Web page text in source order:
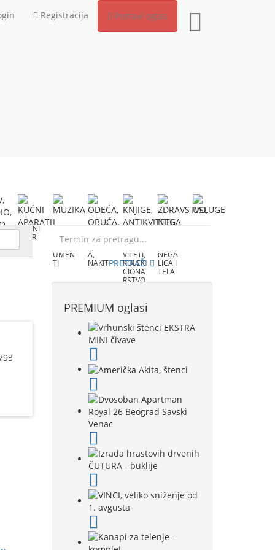
Registracija Postavi oglas
KUĆNI
APAR
ATI
A I
INSTR
UMEN
TI
A,
OBUĆ
A,
NAKIT
E,
ANTIK
VITETI,
KOLEK
CIONA
RSTVO
NEGA
LICA I
TELA
PRETRAŽI
PREMIUM oglasi